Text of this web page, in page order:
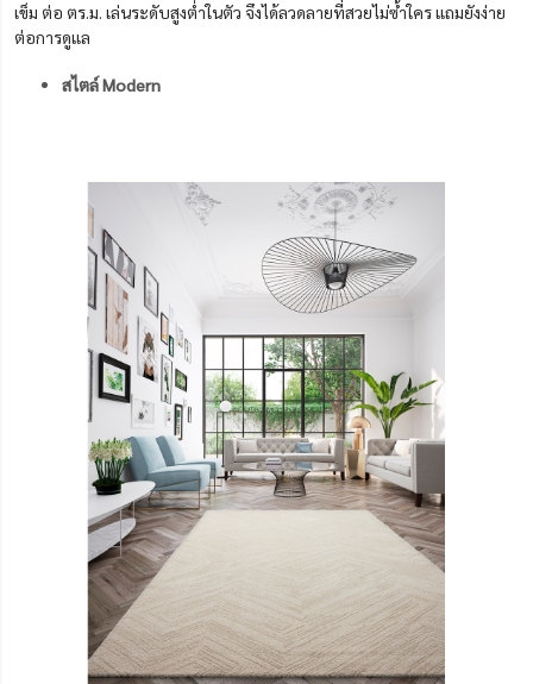
เข็ม ต่อ ตร.ม. เล่นระดับสูงต่ำในตัว จึงได้ลวดลายที่สวยไม่ซ้ำใคร แถมยังง่าย
ต่อการดูแล
สไตล์ Modern